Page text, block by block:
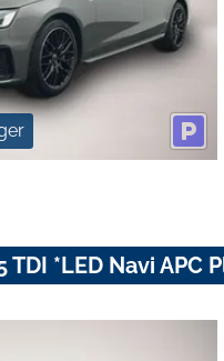
TDI *LED Navi APC